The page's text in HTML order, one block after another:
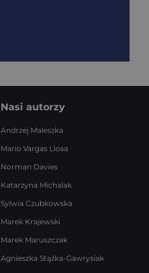
Nasi autorzy
Andrzej Maleszka
Mario Vargas Llosa
Norman Davies
Katarzyna Michalak
Sylwia Czubkowska
Marek Krajewski
Marek Maruszczak
Agnieszka Stążka-Gawrysiak